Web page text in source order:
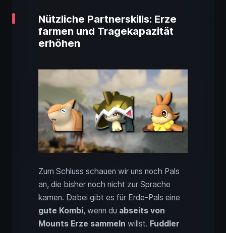
Nützliche Partnerskills: Erze
farmen und Tragekapazität
erhöhen
Zum Schluss schauen wir uns noch Pals
an, die bisher noch nicht zur Sprache
kamen. Dabei gibt es für Erde-Pals eine
gute Kombi, wenn du abseits von
Mounts Erze sammeln willst. Fuddler